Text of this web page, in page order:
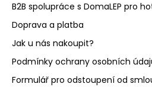
B2B spolupráce s DomaLEP pro
Doprava a platba
Jak u nás nakoupit?
Podmínky ochrany osobních
Formulář pro odstoupení od